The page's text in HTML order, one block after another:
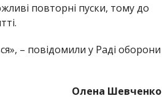
повторні пуски, тому до
– повідомили у Раді оборони
Олена Шевченко